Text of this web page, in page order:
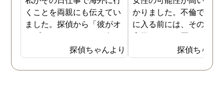
くことを両親にも伝えてい
ました。探偵から「彼がオ
ープンカーでどこかへ向か
っています、会っているの
は、、お嬢さんです！」と
父に報告があり、父は私が
探偵ちゃんより
かりました。不倫でホテ
に入る前には、その女性
高級バックを買ったのも
かり驚きました。怒りも
りましたが、妻がいるの
隠れてこういう事をする
探偵ちゃん